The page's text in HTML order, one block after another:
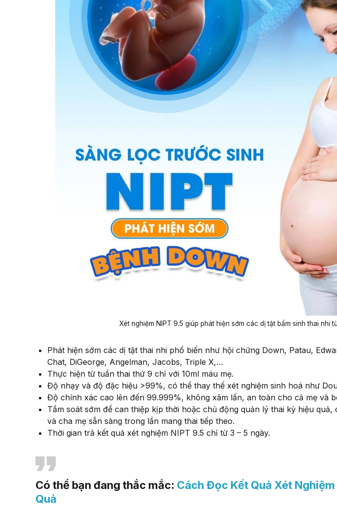
Xét nghiệm NIPT 9.5 giúp phát hiện sớm các dị tật bẩm sinh thai nhi
Phát hiện sớm các dị tật thai nhi phổ biến như hội chứng Down, Patau,
Chat, DiGeorge, Angelman, Jacobs, Triple X,…
Thực hiện từ tuần thai thứ 9 chỉ với 10ml máu mẹ.
Độ nhạy và độ đặc hiệu >99%, có thể thay thế xét nghiệm sinh hoá như
Độ chính xác cao lên đến 99.999%, không xâm lấn, an toàn cho cả mẹ và
Tầm soát sớm để can thiệp kịp thời hoặc chủ động quản lý thai kỳ hiệu
và cha mẹ sẵn sàng trong lần mang thai tiếp theo.
Thời gian trả kết quả xét nghiệm NIPT 9.5 chỉ từ 3 – 5 ngày.
Có thể bạn đang thắc mắc: Cách Đọc Kết Quả Xét
Quả